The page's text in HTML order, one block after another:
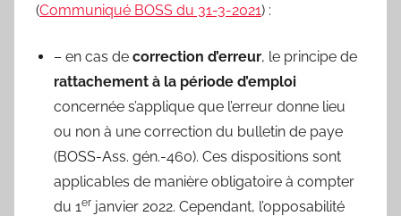
(Communiqué BOSS du 31-3-2021) :
– en cas de correction d’erreur, le principe de
rattachement à la période d’emploi
concernée s’applique que l’erreur donne lieu
ou non à une correction du bulletin de paye
(BOSS-Ass. gén.-460). Ces dispositions sont
applicables de manière obligatoire à compter
du 1er janvier 2022. Cependant, l’opposabilité